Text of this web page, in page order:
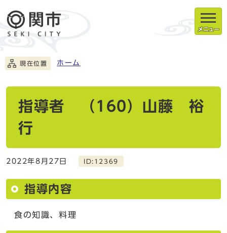
メニュー
現在位置 ホーム
指導者 （160）山藤 裕
行
2022年8月27日 ID:12369
指導内容
食の知識、料理